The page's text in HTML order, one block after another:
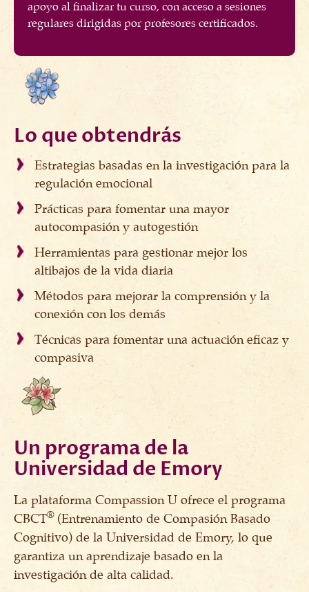
apoyo al finalizar tu curso, con acceso a sesiones
regulares dirigidas por profesores certificados.
Lo que obtendrás
Estrategias basadas en la investigación para la
regulación emocional
Prácticas para fomentar una mayor
autocompasión y autogestión
Herramientas para gestionar mejor los
altibajos de la vida diaria
Métodos para mejorar la comprensión y la
conexión con los demás
Técnicas para fomentar una actuación eficaz y
compasiva
Un programa de la
Universidad de Emory
La plataforma Compassion U ofrece el programa
CBCT®(Entrenamiento de Compasión Basado
Cognitivo) de la Universidad de Emory, lo que
garantiza un aprendizaje basado en la
investigación de alta calidad.